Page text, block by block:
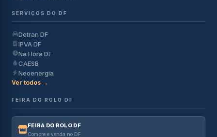
SERVIÇOS DO DF
Detran DF
IPVA DF
Na Hora DF
CAESB
Neoenergia
Ver todos →
FEIRA DO ROLO DF
FEIRA DO ROLO DF
Compre e venda no DF